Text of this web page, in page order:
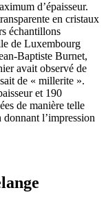
d’épaisseur.
en cristaux
échantillons
de Luxembourg
Baptiste Burnet,
avait observé de
de « millerite ».
et 190
de manière telle
donnant l’impression